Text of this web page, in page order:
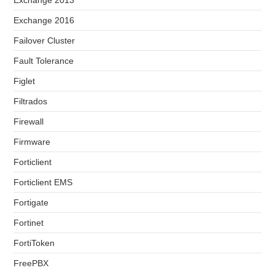
Exchange 2016
Failover Cluster
Fault Tolerance
Figlet
Filtrados
Firewall
Firmware
Forticlient
Forticlient EMS
Fortigate
Fortinet
FortiToken
FreePBX